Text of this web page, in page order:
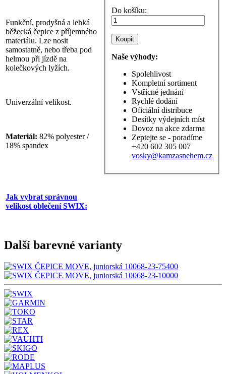
Funkční, prodyšná a lehká
běžecká čepice z příjemného
materiálu. Lze nosit
samostatně, nebo třeba pod
helmou při jízdě na
kolečkových lyžích.
Univerzální velikost.
Materiál: 82% polyester /
18% spandex
Jak vybrat správnou
velikost oblečení SWIX:
Do košíku:
Naše výhody:
Spolehlivost
Kompletní sortiment
Vstřícné jednání
Rychlé dodání
Oficiální distribuce
Desítky výdejních míst
Dovoz na akce zdarma
Zeptejte se - poradíme
+420 602 305 007
vosky@kamzasnehem.cz
Další barevné varianty